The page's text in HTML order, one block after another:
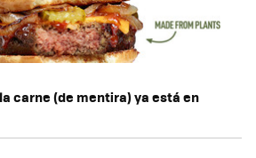
carne (de mentira) ya está en